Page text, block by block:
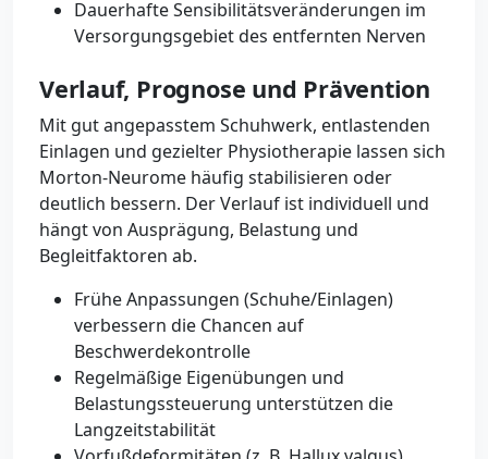
Dauerhafte Sensibilitätsveränderungen im
Versorgungsgebiet des entfernten Nerven
Verlauf, Prognose und Prävention
Mit gut angepasstem Schuhwerk, entlastenden
Einlagen und gezielter Physiotherapie lassen sich
Morton-Neurome häufig stabilisieren oder
deutlich bessern. Der Verlauf ist individuell und
hängt von Ausprägung, Belastung und
Begleitfaktoren ab.
Frühe Anpassungen (Schuhe/Einlagen)
verbessern die Chancen auf
Beschwerdekontrolle
Regelmäßige Eigenübungen und
Belastungssteuerung unterstützen die
Langzeitstabilität